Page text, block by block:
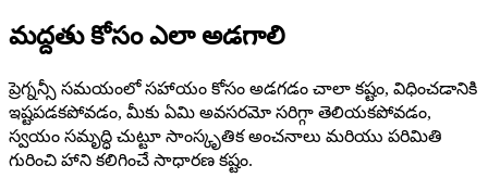
మద్దతు కోసం ఎలా అడగాలి
ప్రెగ్నన్సీ సమయంలో సహాయం కోసం అడగడం చాలా కష్టం, విధించడానికి
ఇష్టపడకపోవడం, మీకు ఏమి అవసరమో సరిగ్గా తెలియకపోవడం,
స్వయం సమృద్ధి చుట్టూ సాంస్కృతిక అంచనాలు మరియు పరిమితి
గురించి హాని కలిగించే సాధారణ కష్టం.